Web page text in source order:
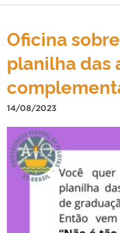
Oficina
planilha das
14/08/2023